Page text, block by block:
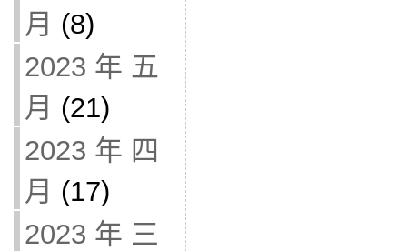
月 (8)
2023 年 五
月 (21)
2023 年 四
月 (17)
2023 年 三